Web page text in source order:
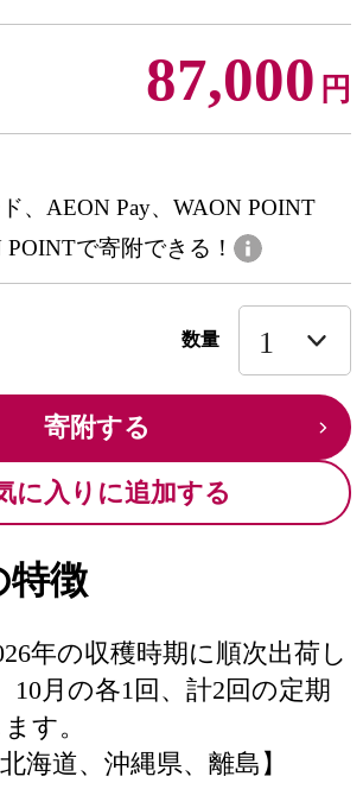
87,000 円
、AEON Pay、WAON POINT
で寄附できる！
数量
寄附する
に入りに追加する
特徴
年の収穫時期に順次出荷し
月の各1回、計2回の定期
す。
海道、沖縄県、離島】